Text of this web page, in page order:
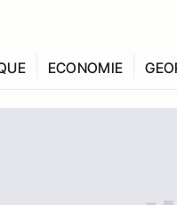
ECONOMIE